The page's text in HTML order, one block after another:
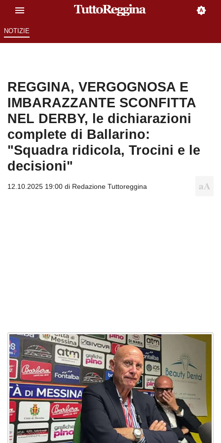
NOTIZIE
REGGINA, VERGOGNOSA E
IMBARAZZANTE SCONFITTA
NEL DERBY, le dichiarazioni
complete di Ballarino:
"Squadra ridicola, Trocini e le
decisioni"
12.10.2025 19:00 di Redazione Tuttoreggina